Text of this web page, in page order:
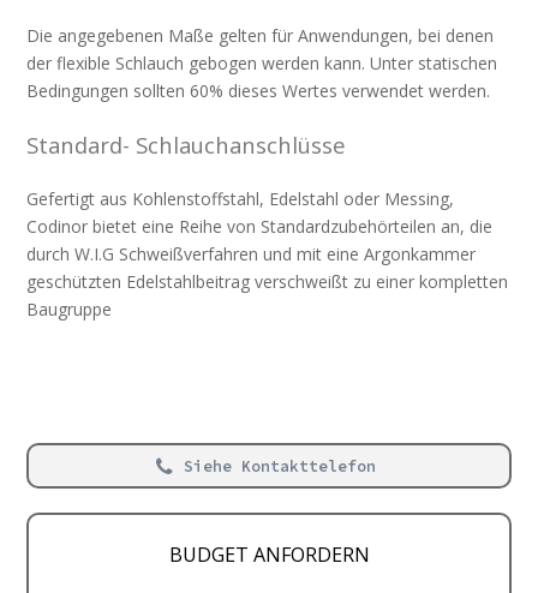
Die angegebenen Maße gelten für Anwendungen, bei denen
der flexible Schlauch gebogen werden kann. Unter statischen
Bedingungen sollten 60% dieses Wertes verwendet werden.
Standard- Schlauchanschlüsse
Gefertigt aus Kohlenstoffstahl, Edelstahl oder Messing,
Codinor bietet eine Reihe von Standardzubehörteilen an, die
durch W.I.G Schweißverfahren und mit eine Argonkammer
geschützten Edelstahlbeitrag verschweißt zu einer kompletten
Baugruppe
Siehe Kontakttelefon
BUDGET ANFORDERN